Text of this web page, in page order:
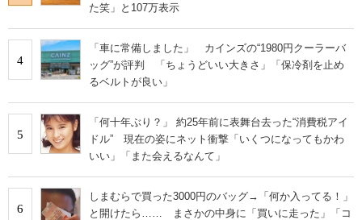
た笑」と107万表示
4
「車に常備しました」 カインズの“1980円クーラーバ
ッグ”が評判 「ちょうどいい大きさ」「保冷剤を止め
るベルトが良い」
5
「何十年ぶり？」 約25年前に表舞台去った“消費税アイ
ドル” 現在の姿にネット衝撃「いくつになってもかわ
いい」「また会えるなんて」
6
しまむらで買った3000円のバッグ→「何か入ってる！」
と開けたら…… まさかの中身に「買いに走った」「コ